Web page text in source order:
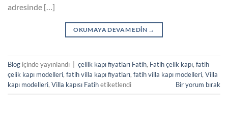
adresinde […]
OKUMAYA DEVAM EDIN →
Blog içinde yayınlandı çelilk kapı fiyatları Fatih, Fatih çelik kapı, fatih
çelik kapı modelleri, fatih villa kapı fiyatları, fatih villa kapı modelleri, Villa
kapı modelleri, Villa kapısı Fatihetiketlendi Bir yorum bırak